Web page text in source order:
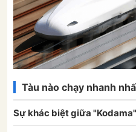
Tàu nào chạy nhanh
Sự khác biệt giữa